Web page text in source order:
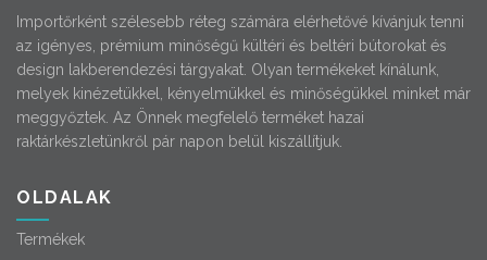
Importőrként szélesebb réteg számára elérhetővé kívánjuk tenni
az igényes, prémium minőségű kültéri és beltéri bútorokat és
design lakberendezési tárgyakat. Olyan termékeket kínálunk,
melyek kinézetükkel, kényelmükkel és minőségükkel minket már
meggyőztek. Az Önnek megfelelő terméket hazai
raktárkészletünkről pár napon belül kiszállítjuk.
OLDALAK
Termékek